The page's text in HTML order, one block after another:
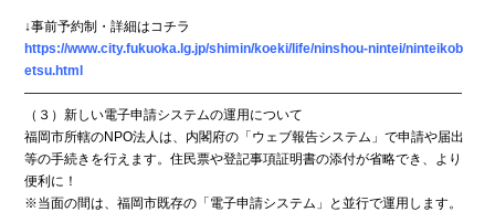
↓事前予約制・詳細はコチラ
https://www.city.fukuoka.lg.jp/shimin/koeki/life/ninshou-nintei/ninteikob
etsu.html
―――――――――――――――――――――――――――――――――
（３）新しい電子申請システムの運用について
福岡市所轄のNPO法人は、内閣府の「ウェブ報告システム」で申請や届出
等の手続きを行えます。住民票や登記事項証明書の添付が省略でき、より
便利に！
※当面の間は、福岡市既存の「電子申請システム」と並行で運用します。